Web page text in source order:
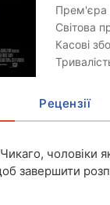
Прем'єра
Світова
Касові
Рецензії
чоловіки
завершити